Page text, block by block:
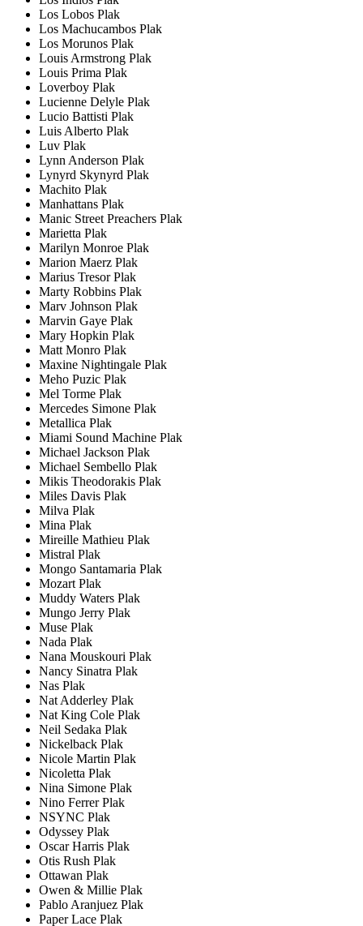
Los Lobos Plak
Los Machucambos Plak
Los Morunos Plak
Louis Armstrong Plak
Louis Prima Plak
Loverboy Plak
Lucienne Delyle Plak
Lucio Battisti Plak
Luis Alberto Plak
Luv Plak
Lynn Anderson Plak
Lynyrd Skynyrd Plak
Machito Plak
Manhattans Plak
Manic Street Preachers Plak
Marietta Plak
Marilyn Monroe Plak
Marion Maerz Plak
Marius Tresor Plak
Marty Robbins Plak
Marv Johnson Plak
Marvin Gaye Plak
Mary Hopkin Plak
Matt Monro Plak
Maxine Nightingale Plak
Meho Puzic Plak
Mel Torme Plak
Mercedes Simone Plak
Metallica Plak
Miami Sound Machine Plak
Michael Jackson Plak
Michael Sembello Plak
Mikis Theodorakis Plak
Miles Davis Plak
Milva Plak
Mina Plak
Mireille Mathieu Plak
Mistral Plak
Mongo Santamaria Plak
Mozart Plak
Muddy Waters Plak
Mungo Jerry Plak
Muse Plak
Nada Plak
Nana Mouskouri Plak
Nancy Sinatra Plak
Nas Plak
Nat Adderley Plak
Nat King Cole Plak
Neil Sedaka Plak
Nickelback Plak
Nicole Martin Plak
Nicoletta Plak
Nina Simone Plak
Nino Ferrer Plak
NSYNC Plak
Odyssey Plak
Oscar Harris Plak
Otis Rush Plak
Ottawan Plak
Owen & Millie Plak
Pablo Aranjuez Plak
Paper Lace Plak